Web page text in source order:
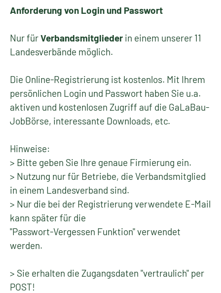
Anforderung von Login und Passwort
Nur fürVerbandsmitglieder in einem unserer 11
Landesverbände möglich.
Die Online-Registrierung ist kostenlos. Mit Ihrem
persönlichen Login und Passwort haben Sie u.a.
aktiven und kostenlosen Zugriff auf die GaLaBau-
JobBörse, interessante Downloads, etc.
Hinweise:
> Bitte geben Sie Ihre genaue Firmierung ein.
> Nutzung nur für Betriebe, die Verbandsmitglied
in einem Landesverband sind.
> Nur die bei der Registrierung verwendete E-Mail
kann später für die
"Passwort-Vergessen Funktion" verwendet
werden.
> Sie erhalten die Zugangsdaten "vertraulich" per
POST!